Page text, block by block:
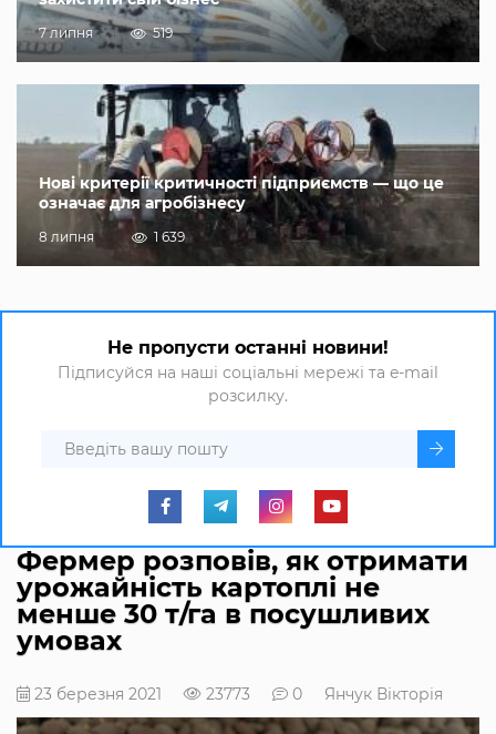
7 липня 519
Нові критерії критичності підприємств — що це
означає для агробізнесу
8 липня 1 639
Не пропусти останні новини!
Підписуйся на наші соціальні мережі та e-mail
розсилку.
Фермер розповів, як отримати
урожайність картоплі не
менше 30 т/га в посушливих
умовах
23 березня 2021 23773 0 Янчук Вікторія